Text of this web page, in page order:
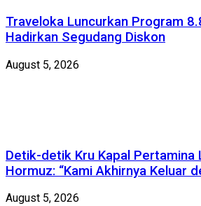
Traveloka Luncurkan Program
Hadirkan Segudang Diskon
August 5, 2026
Detik-detik Kru Kapal Pertamina
Hormuz: “Kami Akhirnya Keluar
August 5, 2026